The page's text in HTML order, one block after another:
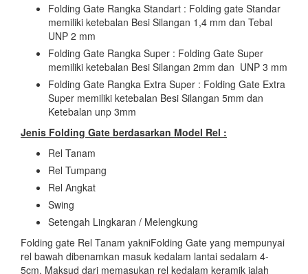
Folding Gate Rangka Standart : Folding gate Standar
memiliki ketebalan Besi Silangan 1,4 mm dan Tebal
UNP 2 mm
Folding Gate Rangka Super : Folding Gate Super
memiliki ketebalan Besi Silangan 2mm dan UNP 3 mm
Folding Gate Rangka Extra Super : Folding Gate Extra
Super memiliki ketebalan Besi Silangan 5mm dan
Ketebalan unp 3mm
Jenis Folding Gate berdasarkan Model Rel :
Rel Tanam
Rel Tumpang
Rel Angkat
Swing
Setengah Lingkaran / Melengkung
Folding gate Rel Tanam yakniFolding Gate yang mempunyai
rel bawah dibenamkan masuk kedalam lantai sedalam 4-
5cm. Maksud dari memasukan rel kedalam keramik ialah